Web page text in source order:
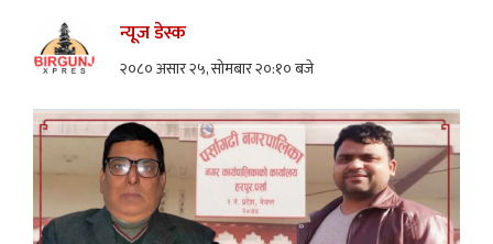
न्यूज डेस्क
२०८० असार २५, सोमबार २०:१० बजे